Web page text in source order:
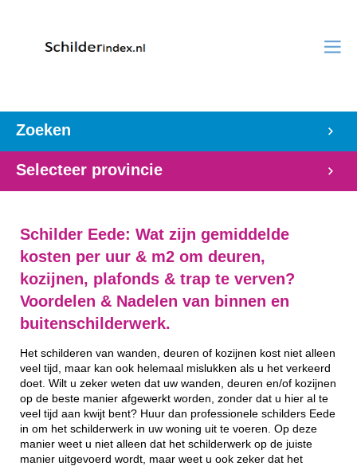
Zoeken
Selecteer provincie
Schilder Eede: Wat zijn gemiddelde
kosten per uur & m2 om deuren,
kozijnen, plafonds & trap te verven?
Voordelen & Nadelen van binnen en
buitenschilderwerk.
Het schilderen van wanden, deuren of kozijnen kost niet alleen
veel tijd, maar kan ook helemaal mislukken als u het verkeerd
doet. Wilt u zeker weten dat uw wanden, deuren en/of kozijnen
op de beste manier afgewerkt worden, zonder dat u hier al te
veel tijd aan kwijt bent? Huur dan professionele schilders Eede
in om het schilderwerk in uw woning uit te voeren. Op deze
manier weet u niet alleen dat het schilderwerk op de juiste
manier uitgevoerd wordt, maar weet u ook zeker dat het